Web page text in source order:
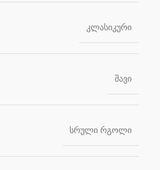
კლასიკური
შავი
სრული რგოლი